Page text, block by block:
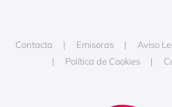
Contacta Emisoras Aviso
Política de Cookies